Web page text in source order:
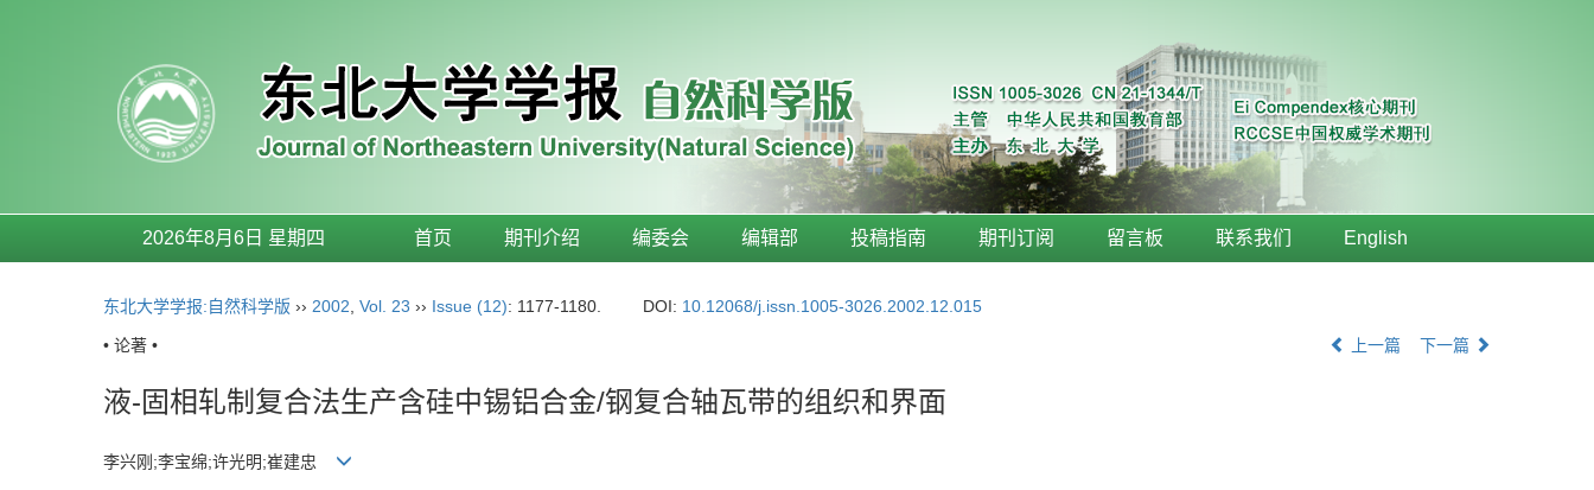
2026年8月6日 星期四 首页 期刊介绍 编委会 编辑部 投稿指南 期刊订阅 留言板 联系我们 English
东北大学学报:自然科学版 ›› 2002 Vol. 23 ›› Issue (12): 1177-1180. DOI: 10.12068/j.issn.1005-3026.2002.12.015
• 论著 • 上一篇 下一篇
液-固相轧制复合法生产含硅中锡铝合金/钢复合轴瓦带的组织和界面
李兴刚;李宝绵;许光明;崔建忠